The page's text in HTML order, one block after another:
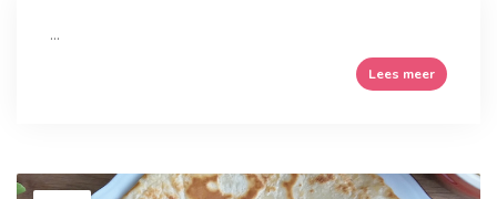
...
Lees meer